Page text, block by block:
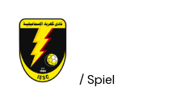
/ Spiel